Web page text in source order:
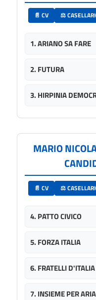
📄 CV ⚖️
1. ARIANO SA FARE
2. FUTURA
3. HIRPINIA
MARIO
📄 CV ⚖️
4. PATTO CIVICO
5. FORZA ITALIA
6. FRATELLI D'ITALIA
7. INSIEME PER